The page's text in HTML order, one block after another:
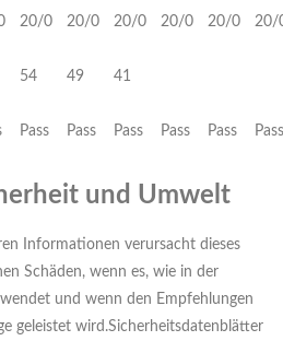
20/0 20/0 20/0 20/0 20/0 20/
54 49 41
Pass Pass Pass Pass Pass Pass
und Umwelt
Informationen verursacht dieses
Schäden, wenn es, wie in der
und wenn den Empfehlungen
geleistet wird.Sicherheitsdatenblätter